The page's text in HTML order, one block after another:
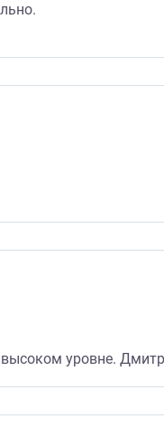
уровне.